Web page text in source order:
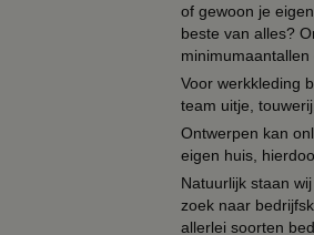
of gewoon je
beste van alles?
Voor werkkleding
team uitje,
Ontwerpen kan
eigen huis,
Natuurlijk staan
zoek naar
allerlei soorten